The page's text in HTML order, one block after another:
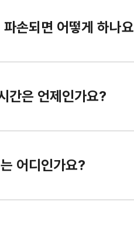
손되면 어떻게 하나
간은 언제인가요?
어디인가요?